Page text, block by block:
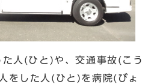
人(ひと)や、交通事故(こう
をした人(ひと)を病院(びょ